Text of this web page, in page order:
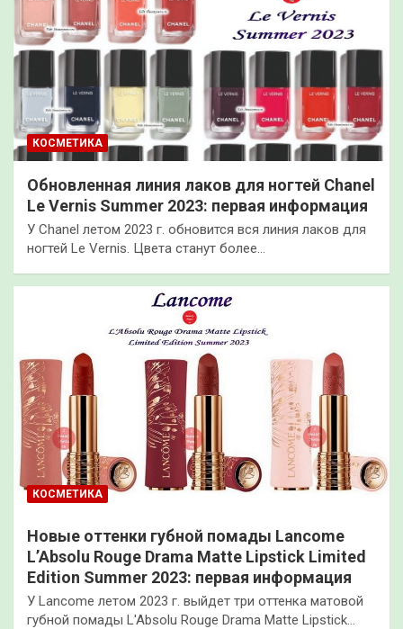
КОСМЕТИКА
Обновленная линия лаков для ногтей Chanel
Le Vernis Summer 2023: первая информация
У Chanel летом 2023 г. обновится вся линия лаков для
ногтей Le Vernis. Цвета станут более…
КОСМЕТИКА
Новые оттенки губной помады Lancome
L’Absolu Rouge Drama Matte Lipstick Limited
Edition Summer 2023: первая информация
У Lancome летом 2023 г. выйдет три оттенка матовой
губной помады L'Absolu Rouge Drama Matte Lipstick…